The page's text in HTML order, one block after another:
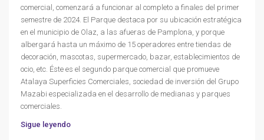
comercial, comenzará a funcionar al completo a finales del primer
semestre de 2024. El Parque destaca por su ubicación estratégica
en el municipio de Olaz, a las afueras de Pamplona, y porque
albergará hasta un máximo de 15 operadores entre tiendas de
decoración, mascotas, supermercado, bazar, establecimientos de
ocio, etc. Éste es el segundo parque comercial que promueve
Atalaya Superficies Comerciales, sociedad de inversión del Grupo
Mazabi especializada en el desarrollo de medianas y parques
comerciales.
Sigue leyendo